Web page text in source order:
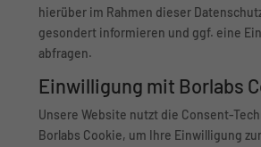
hierüber im Rahmen dieser
gesondert informieren und ggf. eine
abfragen.
Einwilligung mit Borlabs
Unsere Website nutzt die Consent-
Borlabs Cookie, um Ihre Einwilligung